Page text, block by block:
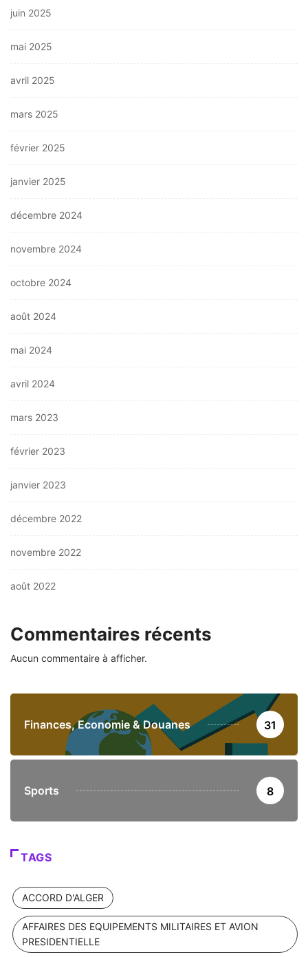
juin 2025
mai 2025
avril 2025
mars 2025
février 2025
janvier 2025
décembre 2024
novembre 2024
octobre 2024
août 2024
mai 2024
avril 2024
mars 2023
février 2023
janvier 2023
décembre 2022
novembre 2022
août 2022
Commentaires récents
Aucun commentaire à afficher.
Finances, Economie & Douanes 31
Sports 8
TAGS
ACCORD D'ALGER
AFFAIRES DES EQUIPEMENTS MILITAIRES ET AVION
PRESIDENTIELLE